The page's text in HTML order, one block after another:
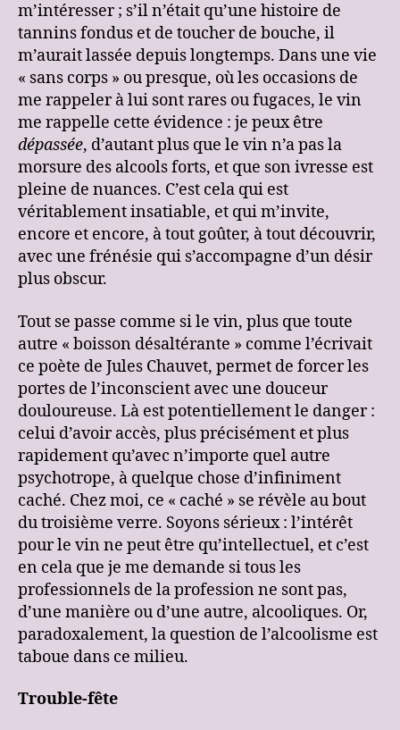
m’intéresser ; s’il n’était qu’une histoire de
tannins fondus et de toucher de bouche, il
m’aurait lassée depuis longtemps. Dans une vie
« sans corps » ou presque, où les occasions de
me rappeler à lui sont rares ou fugaces, le vin
me rappelle cette évidence : je peux être
dépassée, d’autant plus que le vin n’a pas la
morsure des alcools forts, et que son ivresse est
pleine de nuances. C’est cela qui est
véritablement insatiable, et qui m’invite,
encore et encore, à tout goûter, à tout découvrir,
avec une frénésie qui s’accompagne d’un désir
plus obscur.
Tout se passe comme si le vin, plus que toute
autre « boisson désaltérante » comme l’écrivait
ce poète de Jules Chauvet, permet de forcer les
portes de l’inconscient avec une douceur
douloureuse. Là est potentiellement le danger :
celui d’avoir accès, plus précisément et plus
rapidement qu’avec n’importe quel autre
psychotrope, à quelque chose d’infiniment
caché. Chez moi, ce « caché » se révèle au bout
du troisième verre. Soyons sérieux : l’intérêt
pour le vin ne peut être qu’intellectuel, et c’est
en cela que je me demande si tous les
professionnels de la profession ne sont pas,
d’une manière ou d’une autre, alcooliques. Or,
paradoxalement, la question de l’alcoolisme est
taboue dans ce milieu.
Trouble-fête